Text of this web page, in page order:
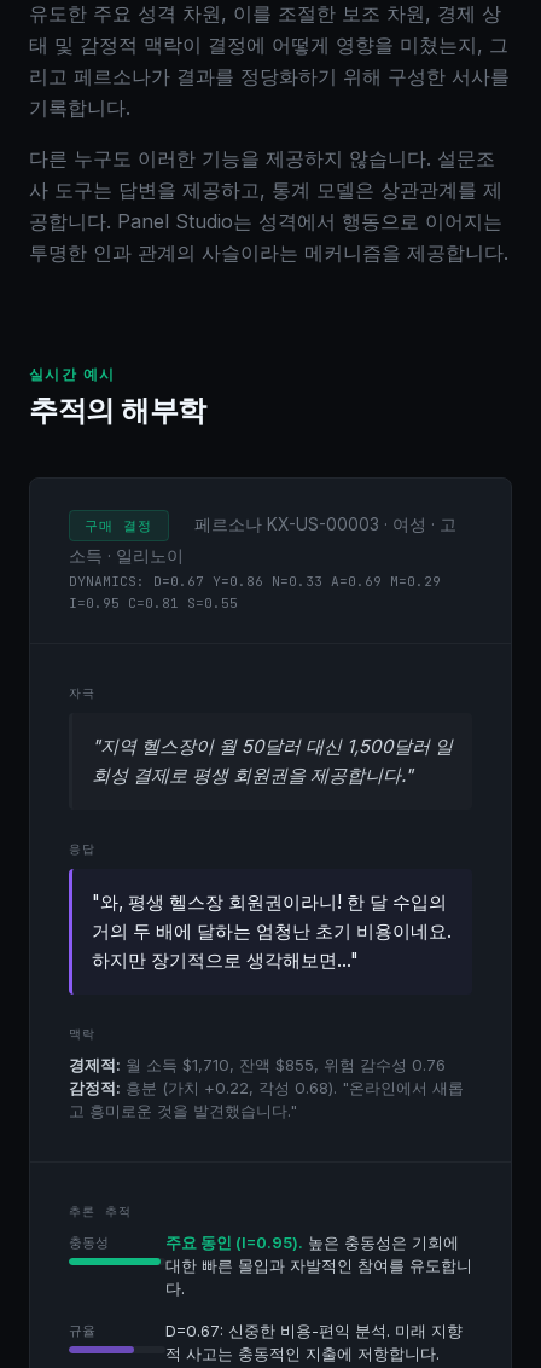
유도한 주요 성격 차원, 이를 조절한 보조 차원, 경제 상
태 및 감정적 맥락이 결정에 어떻게 영향을 미쳤는지, 그
리고 페르소나가 결과를 정당화하기 위해 구성한 서사를
기록합니다.
다른 누구도 이러한 기능을 제공하지 않습니다. 설문조
사 도구는 답변을 제공하고, 통계 모델은 상관관계를 제
공합니다. Panel Studio는 성격에서 행동으로 이어지는
투명한 인과 관계의 사슬이라는 메커니즘을 제공합니다.
실시간 예시
추적의 해부학
구매 결정
페르소나 KX-US-00003 · 여성 · 고
소득 · 일리노이
DYNAMICS: D=0.67 Y=0.86 N=0.33 A=0.69 M=0.29
I=0.95 C=0.81 S=0.55
자극
"지역 헬스장이 월 50달러 대신 1,500달러 일
회성 결제로 평생 회원권을 제공합니다."
응답
"와, 평생 헬스장 회원권이라니! 한 달 수입의
거의 두 배에 달하는 엄청난 초기 비용이네요.
하지만 장기적으로 생각해보면..."
맥락
경제적: 월 소득 $1,710, 잔액 $855, 위험 감수성 0.76
감정적: 흥분 (가치 +0.22, 각성 0.68). "온라인에서 새롭
고 흥미로운 것을 발견했습니다."
추론 추적
충동성
주요 동인 (I=0.95). 높은 충동성은 기회에
대한 빠른 몰입과 자발적인 참여를 유도합니
다.
규율
D=0.67: 신중한 비용-편익 분석. 미래 지향
적 사고는 충동적인 지출에 저항합니다.